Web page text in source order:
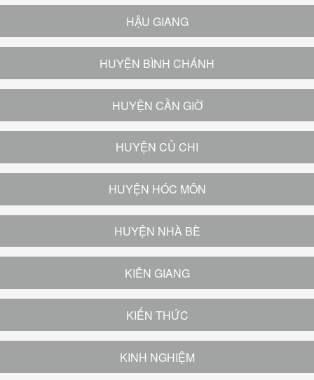
HẬU GIANG
HUYỆN BÌNH CHÁNH
HUYỆN CẦN GIỜ
HUYỆN CỦ CHI
HUYỆN HÓC MÔN
HUYỆN NHÀ BÈ
KIÊN GIANG
KIẾN THỨC
KINH NGHIỆM